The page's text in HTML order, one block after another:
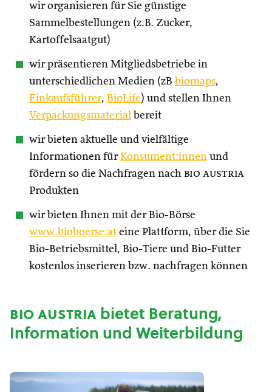
wir organisieren für Sie günstige
Sammelbestellungen (z.B. Zucker,
Kartoffelsaatgut)
wir präsentieren Mitgliedsbetriebe in
unterschiedlichen Medien (zB biomaps,
Einkaufsführer, BioLife) und stellen Ihnen
Verpackungsmaterial bereit
wir bieten aktuelle und vielfältige
Informationen fürKonsument:innen und
fördern so die Nachfragen nach bio austria
Produkten
wir bieten Ihnen mit der Bio-Börse
www.bioboerse.at eine Plattform, über die Sie
Bio-Betriebsmittel, Bio-Tiere und Bio-Futter
kostenlos inserieren bzw. nachfragen können
bio austriabietet Beratung,
Information und Weiterbildung